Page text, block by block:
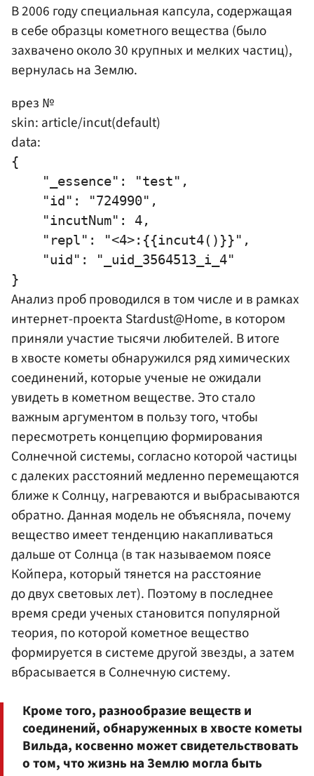
В 2006 году специальная капсула, содержащая
в себе образцы кометного вещества (было
захвачено около 30 крупных и мелких частиц),
вернулась на Землю.
врез №
skin: article/incut(default)
data:
{
    "_essence": "test",
    "id": "724990",
    "incutNum": 4,
    "repl": "<4>:{{incut4()}}",
    "uid": "_uid_3564513_i_4"
Анализ проб проводился в том числе и в рамках
интернет-проекта Stardust@Home, в котором
приняли участие тысячи любителей. В итоге
в хвосте кометы обнаружился ряд химических
соединений, которые ученые не ожидали
увидеть в кометном веществе. Это стало
важным аргументом в пользу того, чтобы
пересмотреть концепцию формирования
Солнечной системы, согласно которой частицы
с далеких расстояний медленно перемещаются
ближе к Солнцу, нагреваются и выбрасываются
обратно. Данная модель не объясняла, почему
вещество имеет тенденцию накапливаться
дальше от Солнца (в так называемом поясе
Койпера, который тянется на расстояние
до двух световых лет). Поэтому в последнее
время среди ученых становится популярной
теория, по которой кометное вещество
формируется в системе другой звезды, а затем
вбрасывается в Солнечную систему.
Кроме того, разнообразие веществ и
соединений, обнаруженных в хвосте кометы
Вильда, косвенно может свидетельствовать
о том, что жизнь на Землю могла быть